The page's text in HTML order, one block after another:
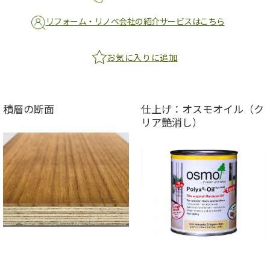
リフォーム・リノベ会社の紹介サービスはこちら
お気に入りに追加
積層の断面
仕上げ：オスモオイル（ク
リア艶消し）